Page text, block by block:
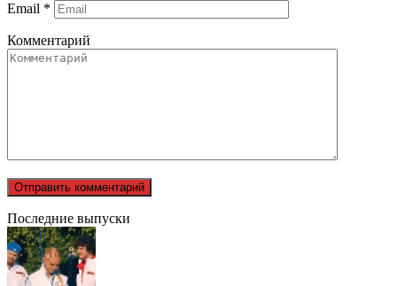
Email *
Комментарий
Последние выпуски